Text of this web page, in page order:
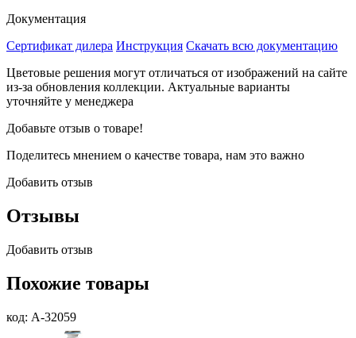
Документация
Сертификат дилера Инструкция Скачать всю документацию
Цветовые решения могут отличаться от изображений на сайте
из-за обновления коллекции. Актуальные варианты
уточняйте у менеджера
Добавьте отзыв о товаре!
Поделитесь мнением о качестве товара, нам это важно
Добавить отзыв
Отзывы
Добавить отзыв
Похожие товары
код: А-32059